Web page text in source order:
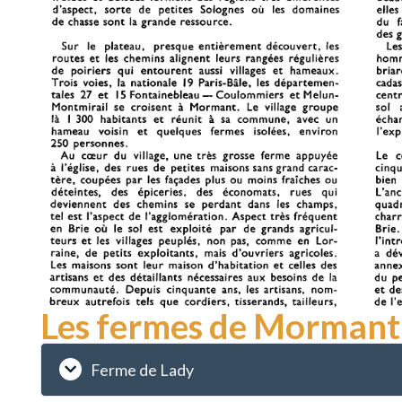
Les fermes de Mormant
Ferme de Lady